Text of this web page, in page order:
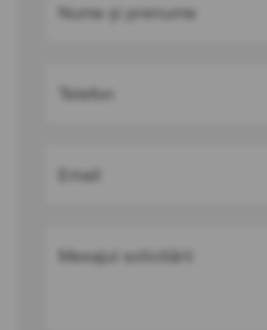
Nume și prenume
Telefon
Email
Mesajul solicitării